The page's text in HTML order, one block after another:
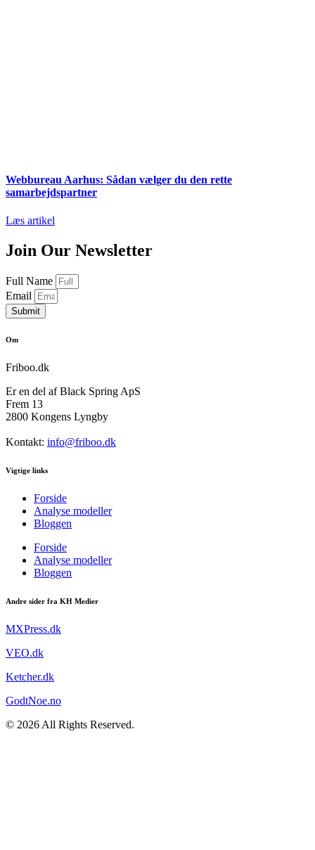
Webbureau Aarhus: Sådan vælger du den rette
samarbejdspartner
Læs artikel
Join Our Newsletter
Full Name
Email
Submit
Om
Friboo.dk
Er en del af Black Spring ApS
Frem 13
2800 Kongens Lyngby
Kontakt: info@friboo.dk
Vigtige links
Forside
Analyse modeller
Bloggen
Forside
Analyse modeller
Bloggen
Andre sider fra KH Medier
MXPress.dk
VEO.dk
Ketcher.dk
GodtNoe.no
© 2026 All Rights Reserved.